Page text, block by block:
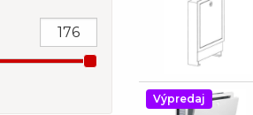
Výpredaj